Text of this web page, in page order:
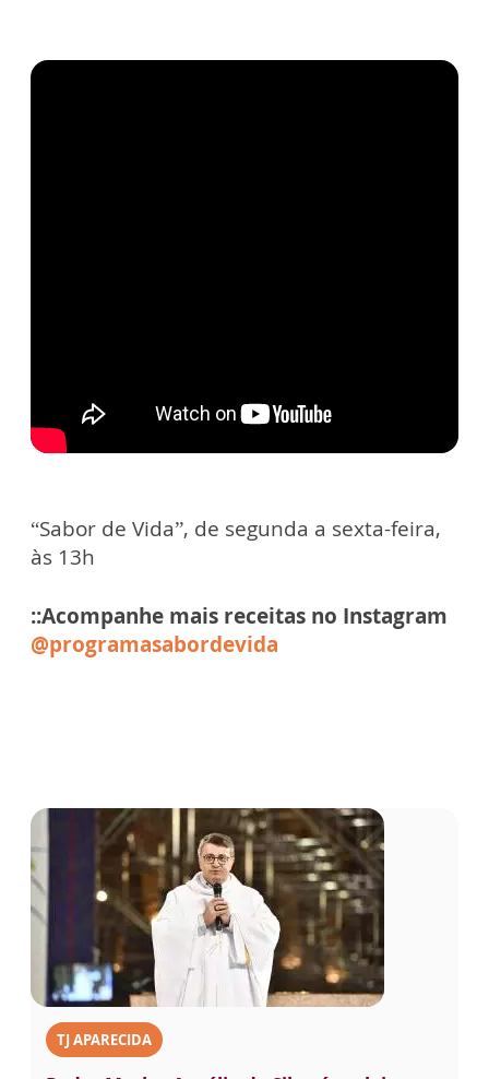
“Sabor de Vida”, de segunda a sexta-feira,
às 13h
::Acompanhe mais receitas no Instagram
@programasabordevida
TJ APARECIDA